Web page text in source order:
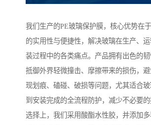
我们生产的PE玻璃保护膜，核心优势在
的实用性与便捷性，解决玻璃在生产、
装过程中的各类痛点。产品拥有出色的
抵御外界轻微撞击、摩擦带来的损伤，
现划痕、磕碰、破损等问题，尤其适合玻
到安装完成的全流程防护，减少不必要
选择上，我们采用酸酯水性胶，并添加多